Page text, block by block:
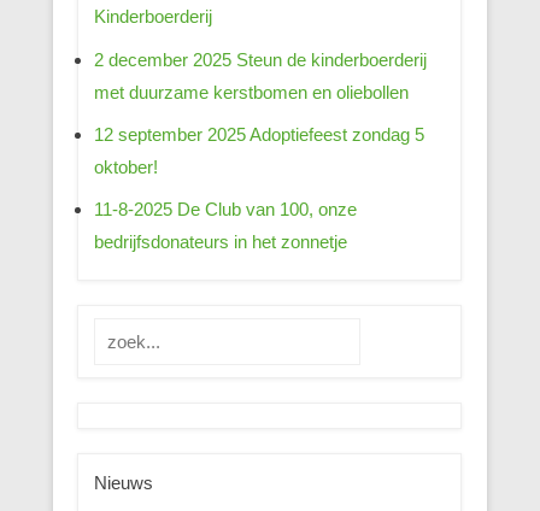
Kinderboerderij
2 december 2025 Steun de kinderboerderij
met duurzame kerstbomen en oliebollen
12 september 2025 Adoptiefeest zondag 5
oktober!
11-8-2025 De Club van 100, onze
bedrijfsdonateurs in het zonnetje
Zoeken
Nieuws